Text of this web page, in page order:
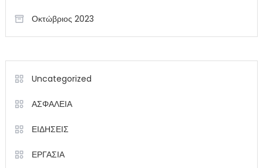
Οκτώβριος 2023
Uncategorized
ΑΣΦΑΛΕΙΑ
ΕΙΔΗΣΕΙΣ
ΕΡΓΑΣΙΑ